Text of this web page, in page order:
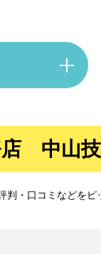
店 中山
・口コミなどをピ